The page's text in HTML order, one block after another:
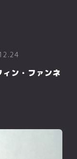
ン・ファンネ